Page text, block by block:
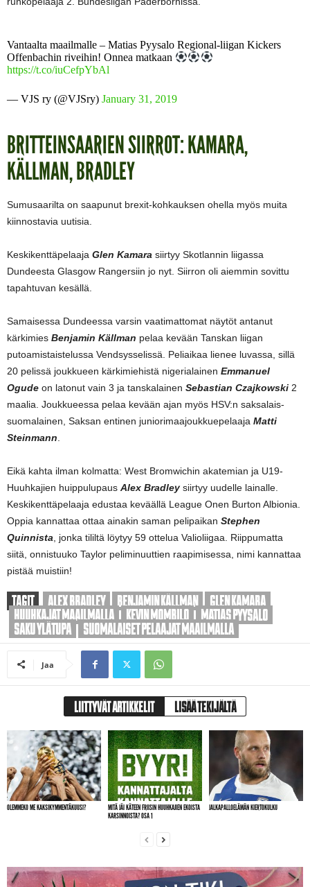
Vantaalta maailmalle – Matias Pyysalo Regional-liigan Kickers
Offenbachin riveihin! Onnea matkaan
https://t.co/iuCefpYbAl
— VJS ry (@VJSry) January 31, 2019
BRITTEINSAARIEN SIIRROT: KAMARA,
KÄLLMAN, BRADLEY
Sumusaarilta on saapunut brexit-kohkauksen ohella myös muita
kiinnostavia uutisia.
Keskikenttäpelaaja Glen Kamara siirtyy Skotlannin liigassa
Dundeesta Glasgow Rangersiin jo nyt. Siirron oli aiemmin sovittu
tapahtuvan kesällä.
Samaisessa Dundeessa varsin vaatimattomat näytöt antanut
kärkimies Benjamin Källman pelaa kevään Tanskan liigan
putoamistaistelussa Vendsysselissä. Peliaikaa lienee luvassa, sillä
20 pelissä joukkueen kärkimiehistä nigerialainen Emmanuel
Ogude on latonut vain 3 ja tanskalainen Sebastian Czajkowski 2
maalia. Joukkueessa pelaa kevään ajan myös HSV:n saksalais-
suomalainen, Saksan entinen juniorimaajoukkuepelaaja Matti
Steinmann
Eikä kahta ilman kolmatta: West Bromwichin akatemian ja U19-
Huuhkajien huippulupaus Alex Bradley siirtyy uudelle lainalle.
Keskikenttäpelaaja edustaa keväällä League Onen Burton Albionia.
Oppia kannattaa ottaa ainakin saman pelipaikan Stephen
Quinnista , jonka tililtä löytyy 59 ottelua Valioliigaa. Riippumatta
siitä, onnistuuko Taylor peliminuuttien raapimisessa, nimi kannattaa
pistää muistiin!
TAGIT ALEX BRADLEY BENJAMIN KÄLLMAN
GLEN KAMARA
HUUHKAJAT MAAILMALLA
KEVIN MOMBILO
MATIAS PYYSALO
SAKU YLÄTUPA
SUOMALAISET PELAAJAT MAAILMALLA
Jaa
LIITTYVÄT ARTIKKELIT LISÄÄ TEKIJÄLTÄ
OLEMMEKO ME KAKSIKYMMENTÄKUUSI?
MITÄ JÄI KÄTEEN FRIISIN HUUHKAJIEN EKOISTA
KARSINNOISTA? OSA 1
JALKAPALLOELÄMÄN KIERTOKULKU